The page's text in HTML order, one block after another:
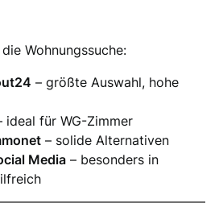
Wohnungssuche:
– größte Auswahl, hohe
ideal für WG-Zimmer
– solide Alternativen
Media – besonders in